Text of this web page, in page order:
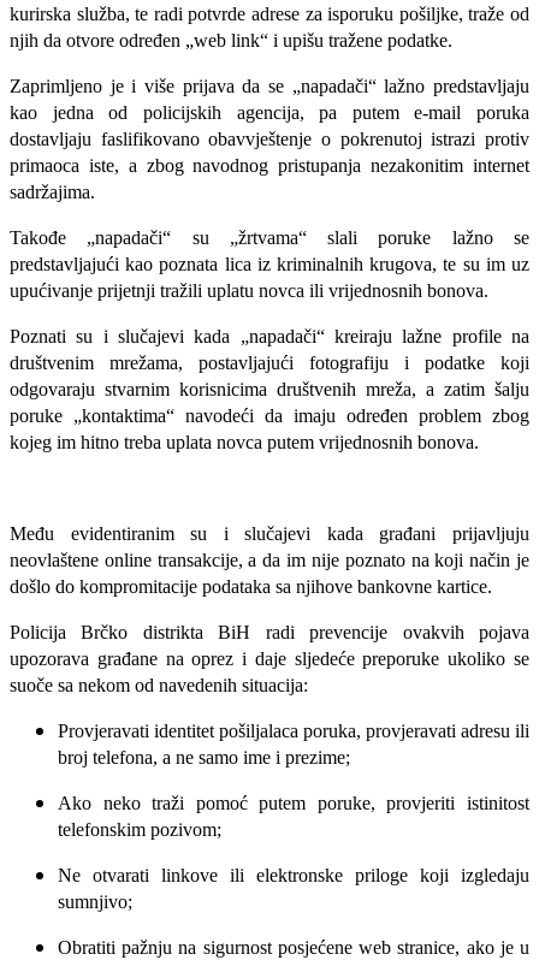
kurirska služba, te radi potvrde adrese za isporuku pošiljke, traže od
njih da otvore određen „web link“ i upišu tražene podatke.
Zaprimljeno je i više prijava da se „napadači“ lažno predstavljaju
kao jedna od policijskih agencija, pa putem e-mail poruka
dostavljaju faslifikovano obavvještenje o pokrenutoj istrazi protiv
primaoca iste, a zbog navodnog pristupanja nezakonitim internet
sadržajima.
Takođe „napadači“ su „žrtvama“ slali poruke lažno se
predstavljajući kao poznata lica iz kriminalnih krugova, te su im uz
upućivanje prijetnji tražili uplatu novca ili vrijednosnih bonova.
Poznati su i slučajevi kada „napadači“ kreiraju lažne profile na
društvenim mrežama, postavljajući fotografiju i podatke koji
odgovaraju stvarnim korisnicima društvenih mreža, a zatim šalju
poruke „kontaktima“ navodeći da imaju određen problem zbog
kojeg im hitno treba uplata novca putem vrijednosnih bonova.
Među evidentiranim su i slučajevi kada građani prijavljuju
neovlaštene online transakcije, a da im nije poznato na koji način je
došlo do kompromitacije podataka sa njihove bankovne kartice.
Policija Brčko distrikta BiH radi prevencije ovakvih pojava
upozorava građane na oprez i daje sljedeće preporuke ukoliko se
suoče sa nekom od navedenih situacija:
Provjeravati identitet pošiljalaca poruka, provjeravati adresu ili
broj telefona, a ne samo ime i prezime;
Ako neko traži pomoć putem poruke, provjeriti istinitost
telefonskim pozivom;
Ne otvarati linkove ili elektronske priloge koji izgledaju
sumnjivo;
Obratiti pažnju na sigurnost posjećene web stranice, ako je u